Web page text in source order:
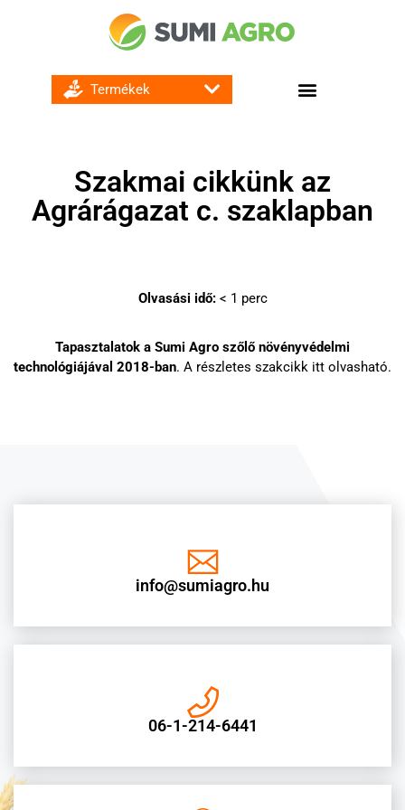
Szakmai cikkünk az
Agrárágazat c. szaklapban
Olvasási idő: < 1 perc
Tapasztalatok a Sumi Agro szőlő növényvédelmi
technológiájával 2018-ban. A részletes szakcikk itt olvasható.
info@sumiagro.hu
06-1-214-6441